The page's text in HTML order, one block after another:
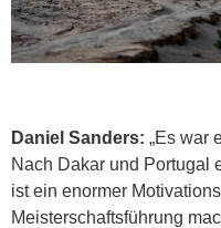
Daniel Sanders: „Es war
Nach Dakar und Portugal
ist ein enormer
Meisterschaftsführung